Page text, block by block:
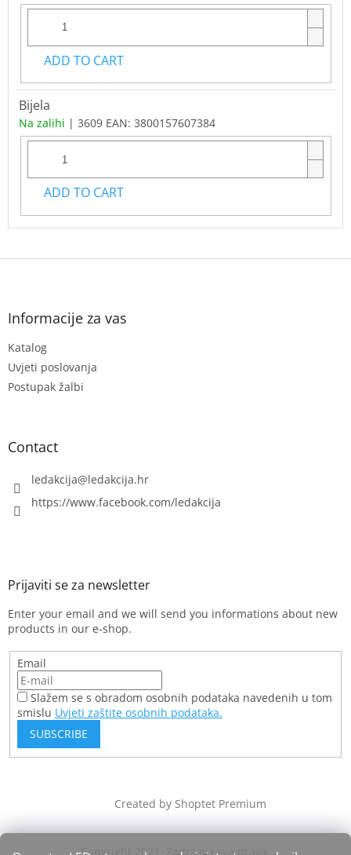
ADD TO CART
Bijela
Na zalihi | 3609 EAN: 3800157607384
ADD TO CART
F
Informacije za vas
Katalog
Uvjeti poslovanja
Postupak žalbi
Contact
ledakcija@ledakcija.hr
https://www.facebook.com/ledakcija
Enter your email and we will send you informations about new
products in our e-shop.
Email
Slažem se s obradom osobnih podataka navedenih u tom
smislu Uvjeti zaštite osobnih podataka.
SUBSCRIBE
Created by Shoptet Premium